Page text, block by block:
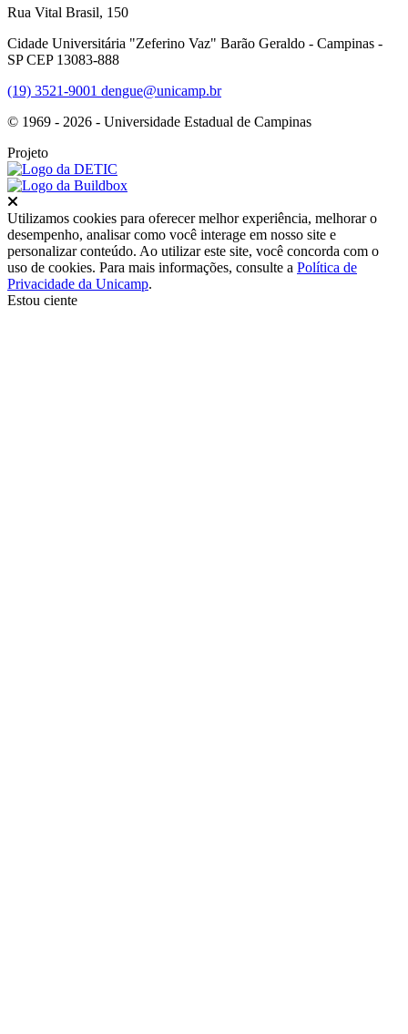
Rua Vital Brasil, 150
Cidade Universitária "Zeferino Vaz" Barão Geraldo - Campinas -
SP CEP 13083-888
(19) 3521-9001 dengue@unicamp.br
© 1969 - 2026 - Universidade Estadual de Campinas
Projeto
Utilizamos cookies para oferecer melhor experiência, melhorar o
desempenho, analisar como você interage em nosso site e
personalizar conteúdo. Ao utilizar este site, você concorda com o
uso de cookies. Para mais informações, consulte a Política de
Privacidade da Unicamp.
Estou ciente